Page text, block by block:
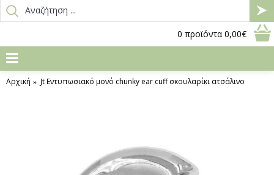
0 προϊόντα 0,00€
Αρχική Jt Εντυπωσιακό μονό chunky ear cuff σκουλαρίκι ατσάλινο